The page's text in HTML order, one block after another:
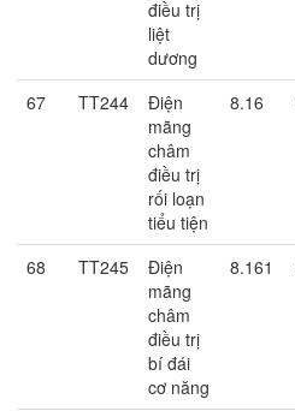
điều trị
liệt
dương
67 TT244
Điện
mãng
châm
điều trị
rối loạn
tiểu tiện
8.16
68 TT245
Điện
mãng
châm
điều trị
bí đái
cơ năng
8.161